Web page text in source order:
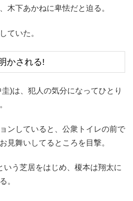
木下あかねに卑怯だと迫る。
ていた。
かされる!
)は、犯人の気分になってひとり
ンしていると、公衆トイレの前で
見舞いしてるところを目撃。
いう芝居をはじめ、榎本は翔太に
。